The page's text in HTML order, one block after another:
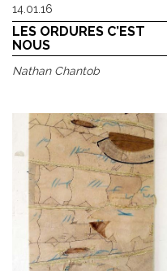
14.01.16
LES ORDURES C’EST
NOUS
Nathan Chantob